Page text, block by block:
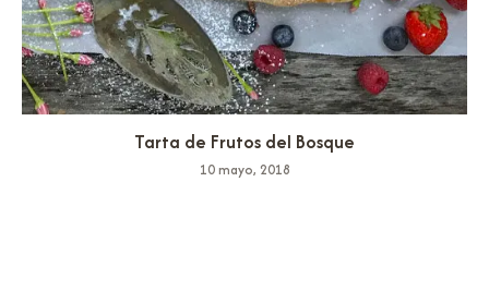
Tarta de Frutos del Bosque
10 mayo, 2018